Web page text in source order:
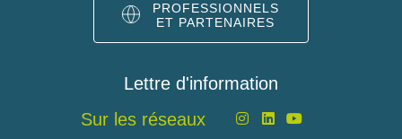
PROFESSIONNELS
ET PARTENAIRES
Lettre d'information
Sur les réseaux